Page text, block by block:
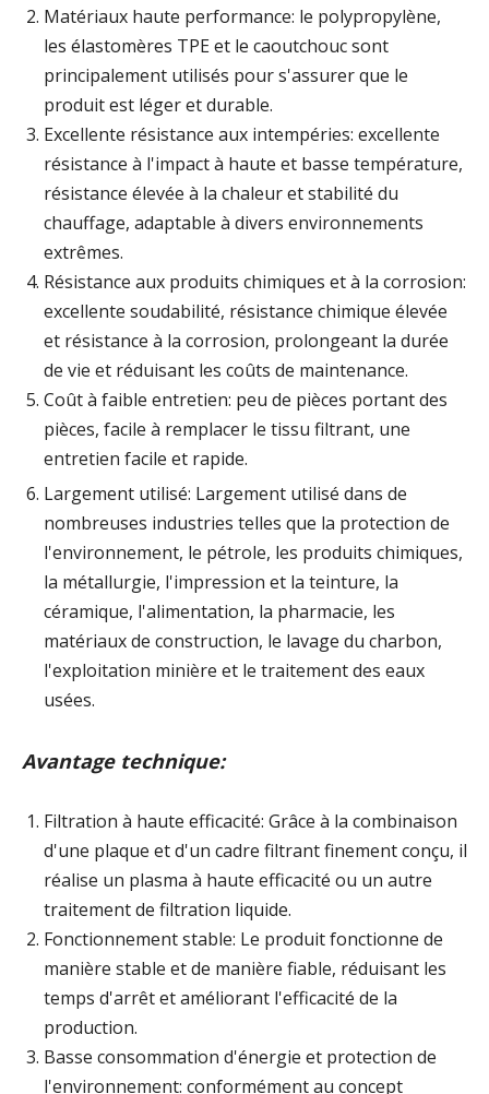
Matériaux haute performance: le polypropylène,
les élastomères TPE et le caoutchouc sont
principalement utilisés pour s'assurer que le
produit est léger et durable.
Excellente résistance aux intempéries: excellente
résistance à l'impact à haute et basse température,
résistance élevée à la chaleur et stabilité du
chauffage, adaptable à divers environnements
extrêmes.
Résistance aux produits chimiques et à la corrosion:
excellente soudabilité, résistance chimique élevée
et résistance à la corrosion, prolongeant la durée
de vie et réduisant les coûts de maintenance.
Coût à faible entretien: peu de pièces portant des
pièces, facile à remplacer le tissu filtrant, une
entretien facile et rapide.
Largement utilisé: Largement utilisé dans de
nombreuses industries telles que la protection de
l'environnement, le pétrole, les produits chimiques,
la métallurgie, l'impression et la teinture, la
céramique, l'alimentation, la pharmacie, les
matériaux de construction, le lavage du charbon,
l'exploitation minière et le traitement des eaux
usées.
Avantage technique:
Filtration à haute efficacité: Grâce à la combinaison
d'une plaque et d'un cadre filtrant finement conçu, il
réalise un plasma à haute efficacité ou un autre
traitement de filtration liquide.
Fonctionnement stable: Le produit fonctionne de
manière stable et de manière fiable, réduisant les
temps d'arrêt et améliorant l'efficacité de la
production.
Basse consommation d'énergie et protection de
l'environnement: conformément au concept